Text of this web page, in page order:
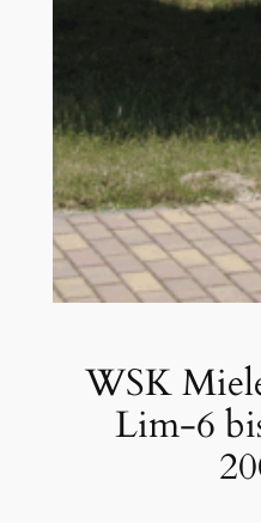
WSK
Lim-6